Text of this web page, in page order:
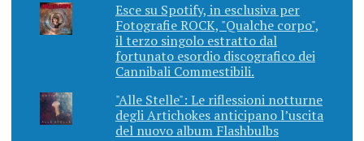
Esce su Spotify, in esclusiva per
Fotografie ROCK, "Qualche corpo",
il terzo singolo estratto dal
fortunato esordio discografico dei
Cannibali Commestibili.
"Alle Stelle": Le riflessioni notturne
degli Artichokes anticipano l’uscita
del nuovo album Flashbulbs